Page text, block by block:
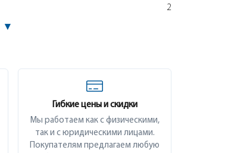
2
▾
Гибкие цены и скидки
Мы работаем как с физическими,
так и с юридическими лицами.
Покупателям предлагаем любую